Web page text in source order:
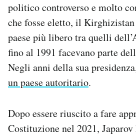
politico controverso e molto
che fosse eletto, il
paese più libero tra quelli
fino al 1991 facevano parte
Negli anni della sua
un paese autoritario.
Dopo essere riuscito a fare
Costituzione nel 2021, Japarov